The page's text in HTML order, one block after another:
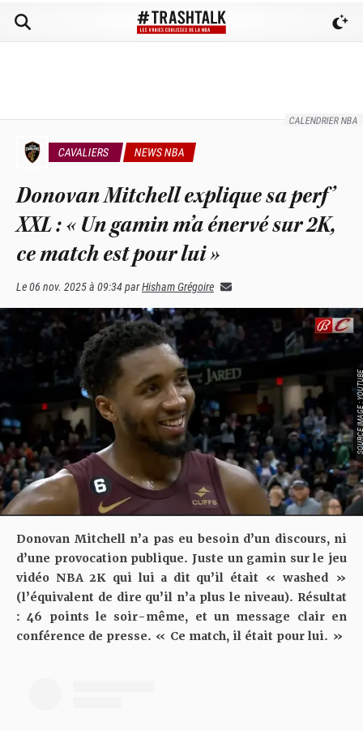
CALENDRIER NBA
CAVALIERS NEWS NBA
Donovan Mitchell explique sa perf’
XXL : « Un gamin m’a énervé sur 2K,
ce match est pour lui »
Le06 nov. 2025 à 09:34parHisham Grégoire
SOURCE
Donovan Mitchell n’a pas eu besoin d’un discours, ni
d’une provocation publique. Juste un gamin sur le jeu
vidéo NBA 2K qui lui a dit qu’il était « washed »
(l’équivalent de dire qu’il n’a plus le niveau). Résultat
: 46 points le soir-même, et un message clair en
conférence de presse. « Ce match, il était pour lui. »